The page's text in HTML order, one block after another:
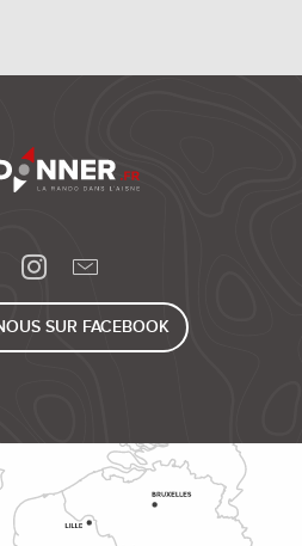
SUR FACEBOOK